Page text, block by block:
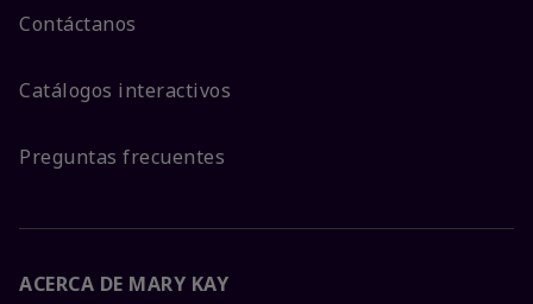
Contáctanos
Catálogos interactivos
Preguntas frecuentes
ACERCA DE MARY KAY